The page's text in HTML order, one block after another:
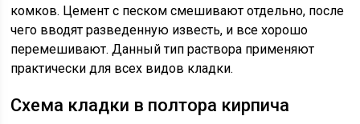
комков. Цемент с песком смешивают отдельно, после
чего вводят разведенную известь, и все хорошо
перемешивают. Данный тип раствора применяют
практически для всех видов кладки.
Схема кладки в полтора кирпича